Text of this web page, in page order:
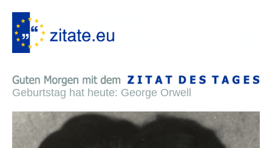
Geburtstag hat heute: George Orwell